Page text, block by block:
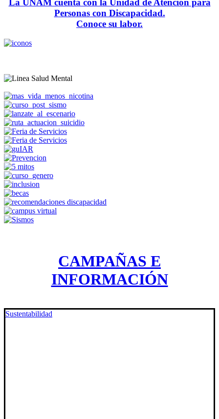
La UNAM cuenta con la Unidad de Atención para
Personas con Discapacidad.
Conoce su labor.
CAMPAÑAS E
INFORMACIÓN
Sustentabilidad